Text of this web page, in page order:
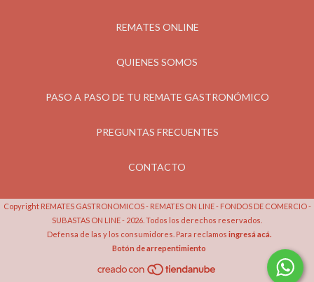
REMATES ONLINE
QUIENES SOMOS
PASO A PASO DE TU REMATE GASTRONÓMICO
PREGUNTAS FRECUENTES
CONTACTO
Copyright REMATES GASTRONOMICOS - REMATES ON LINE - FONDOS DE COMERCIO -
SUBASTAS ON LINE - 2026. Todos los derechos reservados.
Defensa de las y los consumidores. Para reclamos ingresá acá.
Botón de arrepentimiento